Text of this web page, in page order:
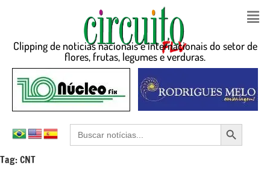
Clipping de noticias nacionais e internacionais do setor de
flores, frutas, legumes e verduras.
Search
for:
Search Button
Tag:CNT